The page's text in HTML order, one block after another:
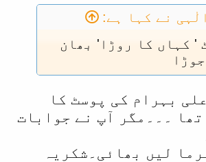
نے کہا ہے:
' کہاں کا روڑا' بھان
بہرام کی پوسٹ کا
تھا ۔۔۔مگر آپ نے جوابات
لیں بھائی۔شکریہ